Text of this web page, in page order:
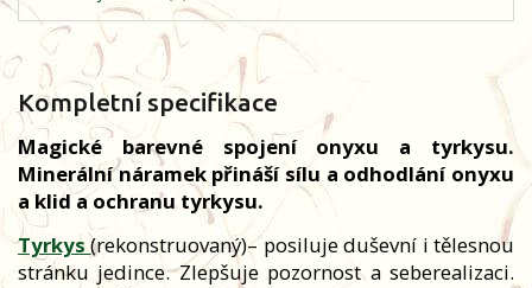
Kompletní specifikace
Magické barevné spojení onyxu a tyrkysu.
Minerální náramek přináší sílu a odhodlání onyxu
a klid a ochranu tyrkysu.
Tyrkys(rekonstruovaný)– posiluje duševní i tělesnou
stránku jedince. Zlepšuje pozornost a seberealizaci.